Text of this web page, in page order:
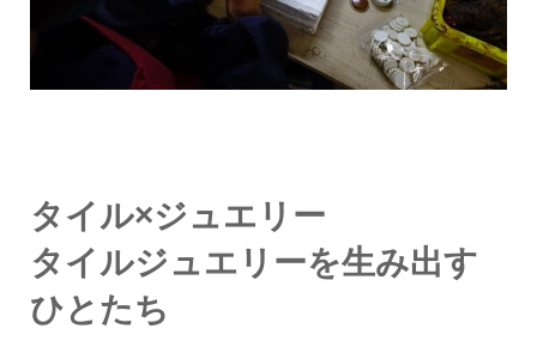
タイル×ジュエリー
タイルジュエリーを生み出す
ひとたち